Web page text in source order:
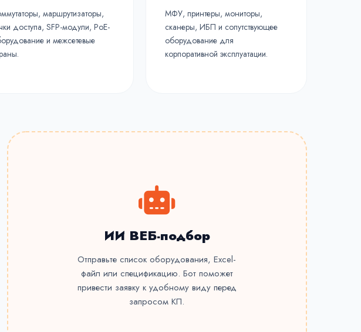
маршрутизаторы,
доступа, SFP-модули, PoE-
и межсетевые
МФУ, принтеры, мониторы,
сканеры, ИБП и сопутствующее
оборудование для
корпоративной эксплуатации.
ИИ ВЕБ-подбор
Отправьте список оборудования, Excel-
файл или спецификацию. Бот поможет
привести заявку к удобному виду перед
запросом КП.